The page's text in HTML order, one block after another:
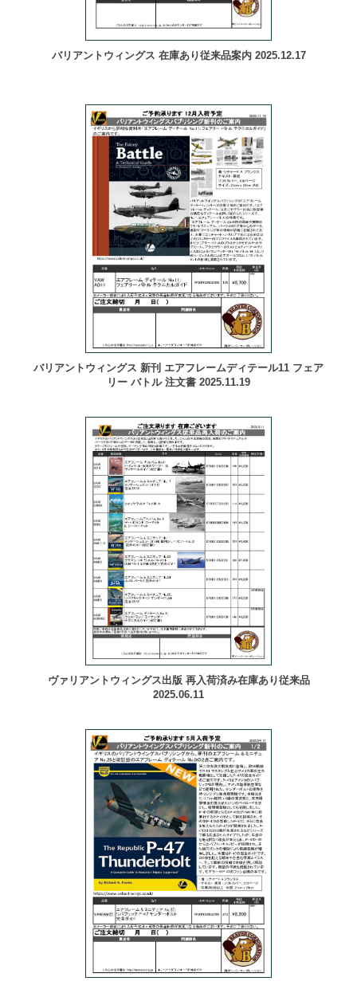
バリアントウィングス 在庫あり従来品案内 2025.12.17
バリアントウィングス 新刊 エアフレームディテール11 フェア
リー バトル 注文書 2025.11.19
ヴァリアントウィングス出版 再入荷済み在庫あり従来品
2025.06.11